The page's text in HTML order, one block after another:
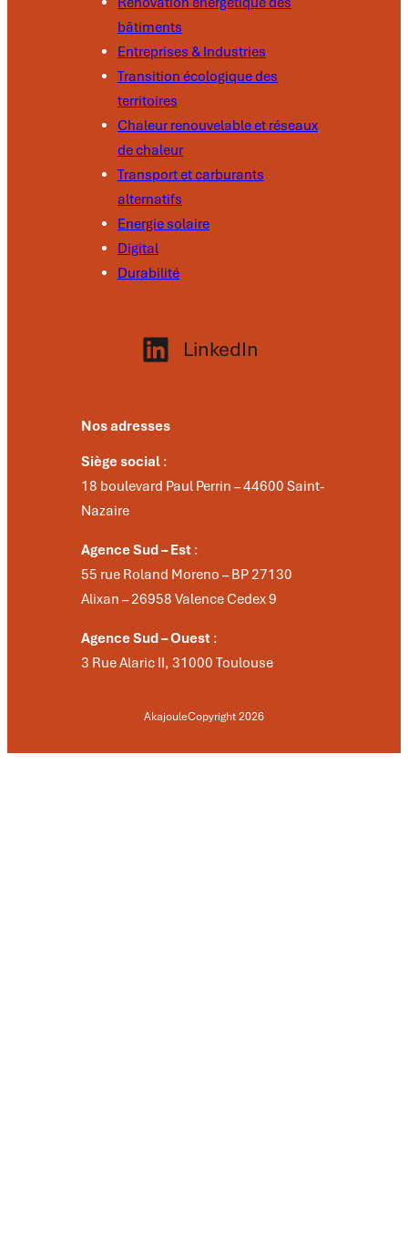
bâtiments
Entreprises & Industries
Transition écologique des
territoires
Chaleur renouvelable et réseaux
de chaleur
Transport et carburants
alternatifs
Energie solaire
Digital
Durabilité
LinkedIn
Nos adresses
Siège social :
18 boulevard Paul Perrin – 44600 Saint-
Nazaire
Agence Sud – Est :
55 rue Roland Moreno – BP 27130
Alixan – 26958 Valence Cedex 9
Agence Sud – Ouest :
3 Rue Alaric II, 31000 Toulouse
AkajouleCopyright 2026